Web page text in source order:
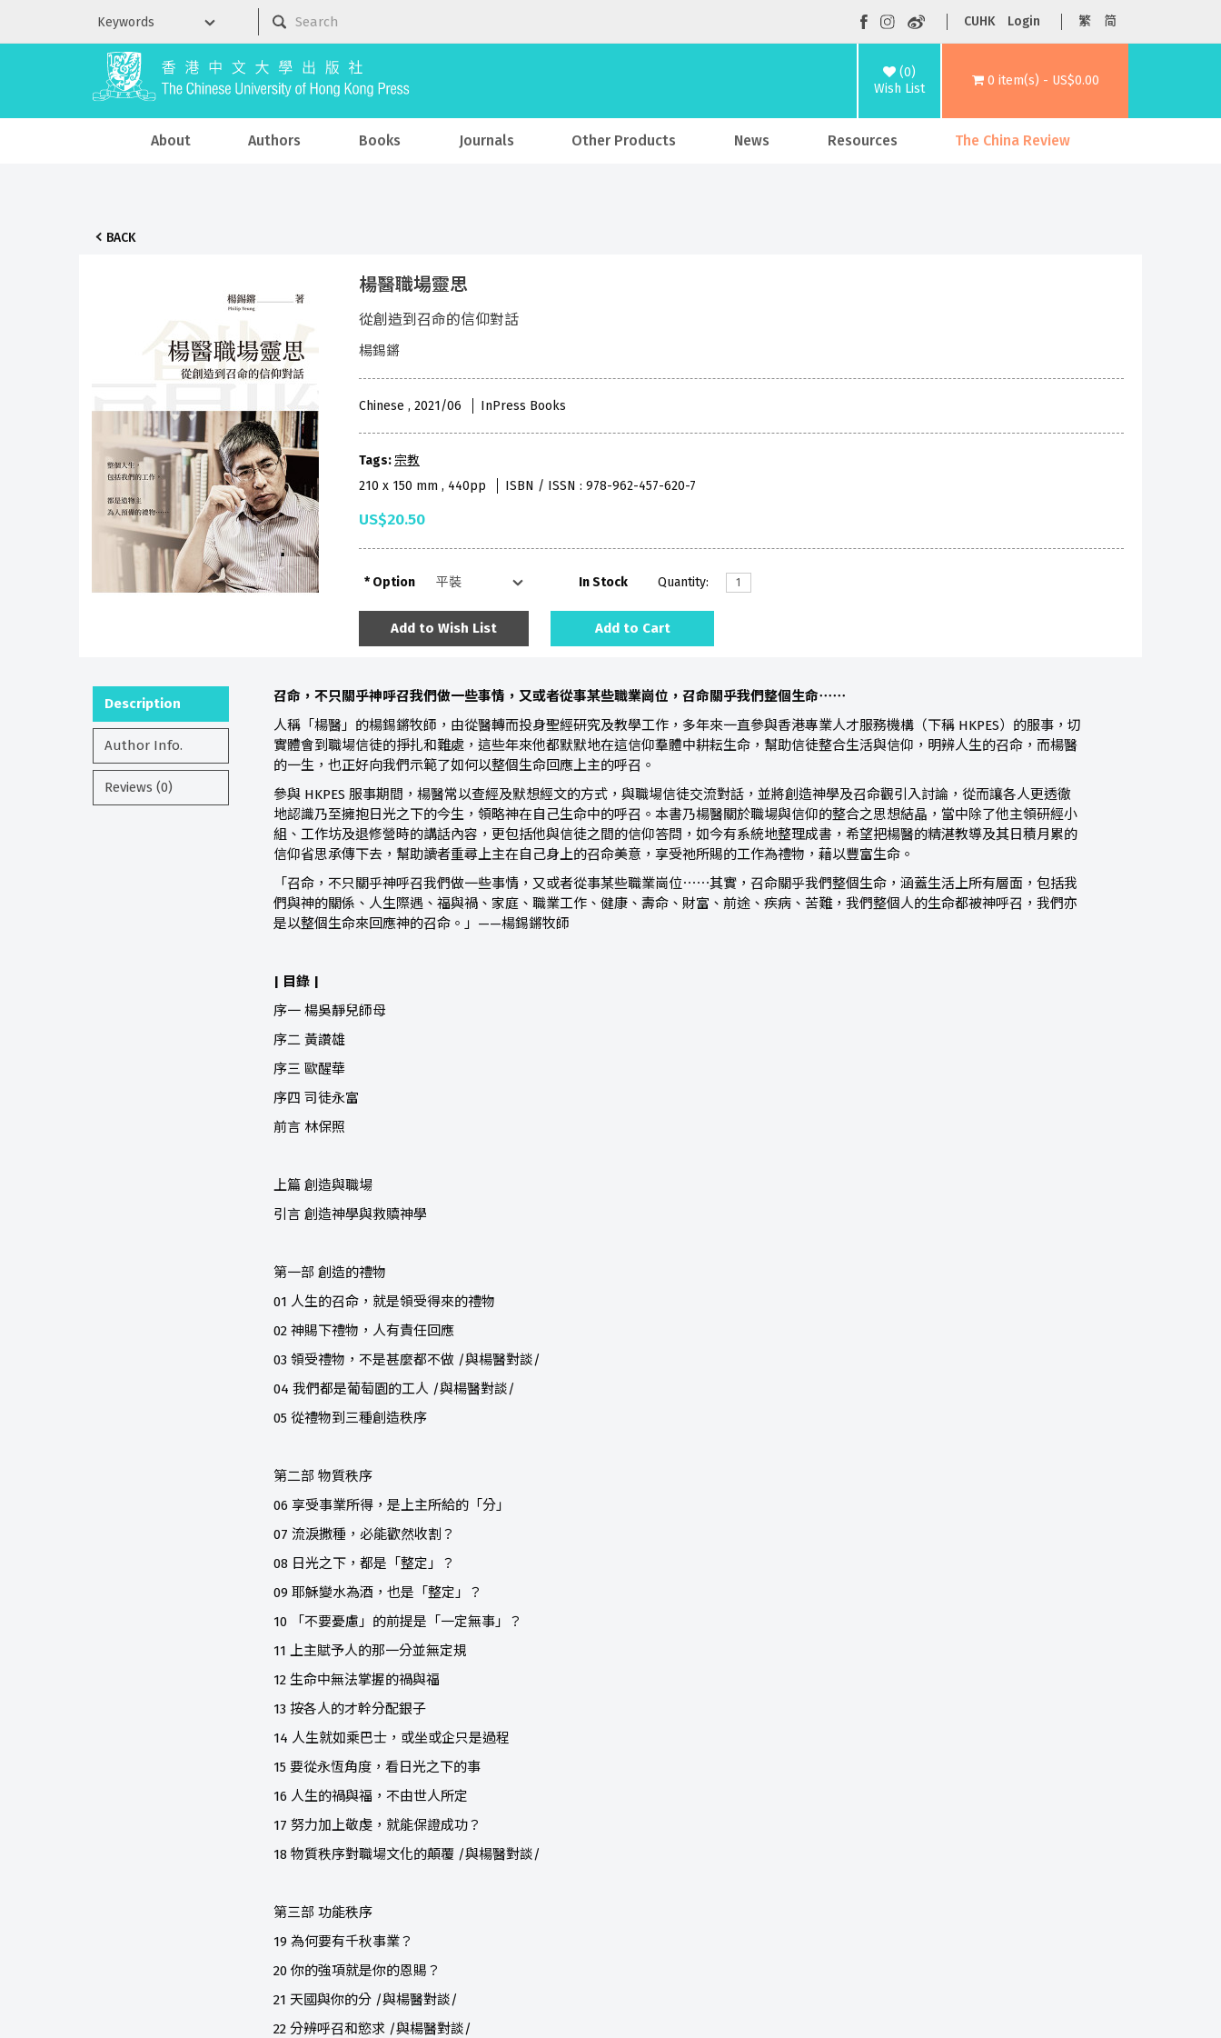
CUHK Login 繁 简
(0)
Wish List
0 item(s) - US$0.00
About Authors Books Journals Other Products News Resources The China Review
BACK
楊醫職場靈思
從創造到召命的信仰對話​
楊錫鏘
Chinese , 2021/06 InPress Books
Tags:宗教
210 x 150 mm , 440pp
ISBN / ISSN : 978-962-457-620-7
US$20.50
Option In Stock Quantity:
Add to Wish List Add to Cart
Description
Author Info.
Reviews (0)
召命，不只關乎神呼召我們做一些事情，又或者從事某些職業崗位，召命關乎我們整個生命⋯⋯
人稱「楊醫」的楊錫鏘牧師，由從醫轉而投身聖經研究及教學工作，多年來一直參與香港專業人才服務機構（下稱 HKPES）的服事，切
實體會到職場信徒的掙扎和難處，這些年來他都默默地在這信仰羣體中耕耘生命，幫助信徒整合生活與信仰，明辨人生的召命，而楊醫
的一生，也正好向我們示範了如何以整個生命回應上主的呼召。
參與 HKPES 服事期間，楊醫常以查經及默想經文的方式，與職場信徒交流對話，並將創造神學及召命觀引入討論，從而讓各人更透徹
地認識乃至擁抱日光之下的今生，領略神在自己生命中的呼召。本書乃楊醫關於職場與信仰的整合之思想結晶，當中除了他主領研經小
組、工作坊及退修營時的講話內容，更包括他與信徒之間的信仰答問，如今有系統地整理成書，希望把楊醫的精湛教導及其日積月累的
信仰省思承傳下去，幫助讀者重尋上主在自己身上的召命美意，享受祂所賜的工作為禮物，藉以豐富生命。
「召命，不只關乎神呼召我們做一些事情，又或者從事某些職業崗位⋯⋯其實，召命關乎我們整個生命，涵蓋生活上所有層面，包括我
們與神的關係、人生際遇、福與禍、家庭、職業工作、健康、壽命、財富、前途、疾病、苦難，我們整個人的生命都被神呼召，我們亦
是以整個生命來回應神的召命。」——楊錫鏘牧師
| 目錄 |
序一 楊吳靜兒師母
序二 黃讚雄
序三 歐醒華
序四 司徒永富
前言 林保照
上篇 創造與職場
引言 創造神學與救贖神學
第一部 創造的禮物
01 人生的召命，就是領受得來的禮物
02 神賜下禮物，人有責任回應
03 領受禮物，不是甚麼都不做 /與楊醫對談/
04 我們都是葡萄園的工人 /與楊醫對談/
05 從禮物到三種創造秩序
第二部 物質秩序
06 享受事業所得，是上主所給的「分」
07 流淚撒種，必能歡然收割？
08 日光之下，都是「整定」？
09 耶穌變水為酒，也是「整定」？
10 「不要憂慮」的前提是「一定無事」？
11 上主賦予人的那一分並無定規
12 生命中無法掌握的禍與福
13 按各人的才幹分配銀子
14 人生就如乘巴士，或坐或企只是過程
15 要從永恆角度，看日光之下的事
16 人生的禍與福，不由世人所定
17 努力加上敬虔，就能保證成功？
18 物質秩序對職場文化的顛覆 /與楊醫對談/
第三部 功能秩序
19 為何要有千秋事業？
20 你的強項就是你的恩賜？
21 天國與你的分 /與楊醫對談/
22 分辨呼召和慾求 /與楊醫對談/